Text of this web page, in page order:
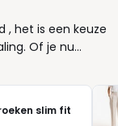
, het is een keuze
Of je nu
vriendinnen hebt
voelen deze
je dag vraagt om
slim fit